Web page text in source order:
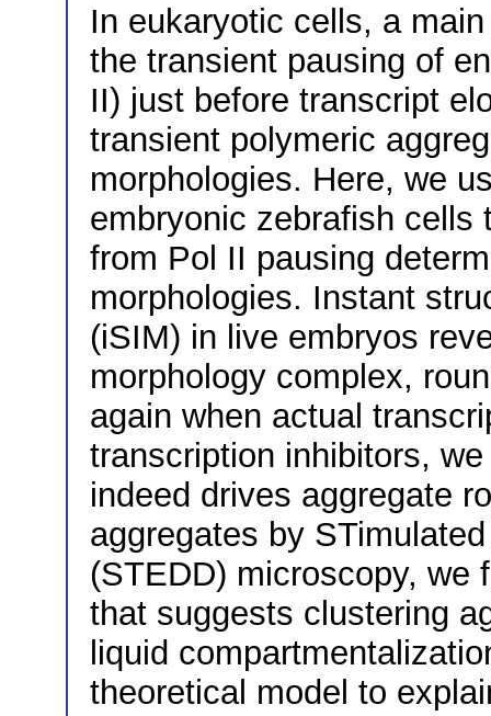
In eukaryotic cells, a
the transient pausing of
II) just before transcript
transient polymeric
morphologies. Here, we
embryonic zebrafish cells
from Pol II pausing
morphologies. Instant
(iSIM) in live embryos
morphology complex,
again when actual
transcription inhibitors,
indeed drives aggregate
aggregates by
(STEDD) microscopy, we
that suggests clustering
liquid
theoretical model to